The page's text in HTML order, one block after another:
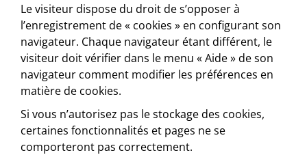
Le visiteur dispose du droit de s’opposer à
l’enregistrement de « cookies » en configurant son
navigateur. Chaque navigateur étant différent, le
visiteur doit vérifier dans le menu « Aide » de son
navigateur comment modifier les préférences en
matière de cookies.
Si vous n’autorisez pas le stockage des cookies,
certaines fonctionnalités et pages ne se
comporteront pas correctement.